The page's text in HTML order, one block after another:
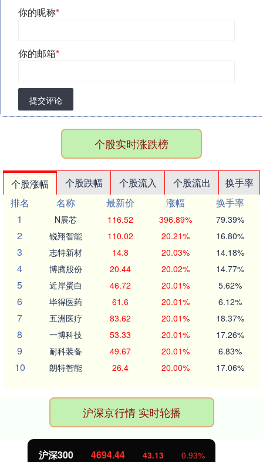
你的昵称*
你的邮箱*
提交评论
个股实时涨跌榜
个股涨幅 个股跌幅 个股流入 个股流出
换手率
排名
名称 最新价 涨幅
换手率
1
N展芯 116.52 396.89% 79.39%
2 锐翔智能 110.02 20.21% 16.80%
3 志特新材 14.8 20.03% 14.18%
4 博腾股份 20.44 20.02% 14.77%
5 近岸蛋白 46.72 20.01% 5.62%
6 毕得医药 61.6 20.01% 6.12%
7 五洲医疗 83.62 20.01% 18.37%
8 一博科技 53.33 20.01% 17.26%
9 耐科装备 49.67 20.01% 6.83%
10 朗特智能 26.4 20.00% 17.06%
沪深京行情 实时轮播
北证50 1134.24 11.37 1.01%